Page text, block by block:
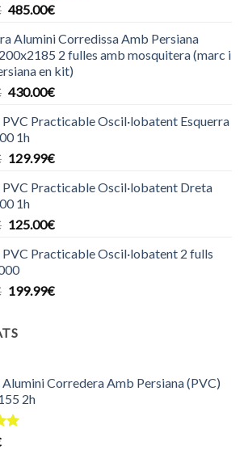
El
original
era:
499.99€.
485.00€El
actual
és:
485.00€.
Alumini Corredissa Amb Persiana
2 fulles amb mosquitera (marc i
en kit)
El
original
era:
440.00€.
430.00€El
actual
430.00€.
PVC Practicable Oscil·lobatent Esquerra
1h
El
original
era:
140.00€.
129.99€El
actual
129.99€.
PVC Practicable Oscil·lobatent Dreta
1h
El
original
era:
140.00€.
125.00€El
actual
125.00€.
PVC Practicable Oscil·lobatent 2 fulls
El
era:
199.99€El
Corredera Amb Persiana (PVC)
2h